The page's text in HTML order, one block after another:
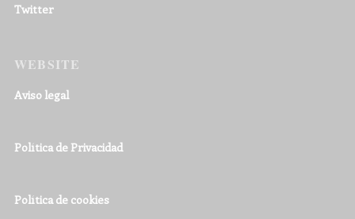
Twitter
WEBSITE
Aviso legal
Política de Privacidad
Política de cookies